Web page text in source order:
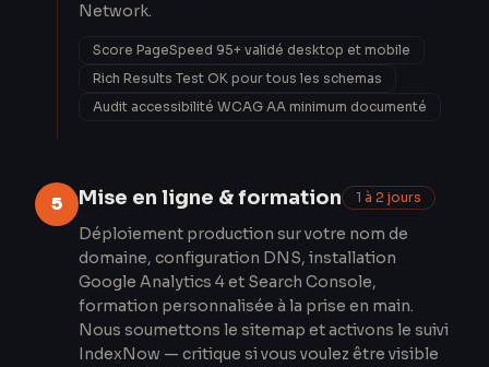
Network.
Score PageSpeed 95+ validé desktop et mobile
Rich Results Test OK pour tous les schemas
Audit accessibilité WCAG AA minimum documenté
5 Mise en ligne & formation 1 à 2 jours
Déploiement production sur votre nom de
domaine, configuration DNS, installation
Google Analytics 4 et Search Console,
formation personnalisée à la prise en main.
Nous soumettons le sitemap et activons le suivi
IndexNow — critique si vous voulez être visible